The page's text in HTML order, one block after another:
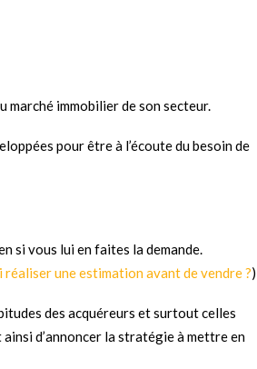
marché immobilier de son secteur.
pour être à l’écoute du besoin de
si vous lui en faites la demande.
réaliser une estimation avant de vendre ?)
des acquéreurs et surtout celles
d’annoncer la stratégie à mettre en